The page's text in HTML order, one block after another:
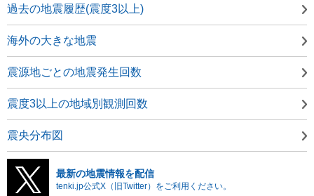
過去の地震履歴(震度3以上)
海外の大きな地震
震源地ごとの地震発生回数
震度3以上の地域別観測回数
震央分布図
最新の地震情報を配信
tenki.jp公式X（旧Twitter）をご利用ください。